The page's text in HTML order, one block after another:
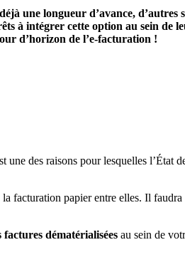
une longueur d’avance, d’autres
à intégrer cette option au sein de
d’horizon de l’e-facturation !
des raisons pour lesquelles l’État
facturation papier entre elles. Il
factures dématérialisées au sein de